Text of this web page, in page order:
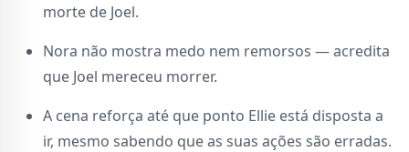
morte de Joel.
Nora não mostra medo nem remorsos — acredita
que Joel mereceu morrer.
A cena reforça até que ponto Ellie está disposta a
ir, mesmo sabendo que as suas ações são erradas.